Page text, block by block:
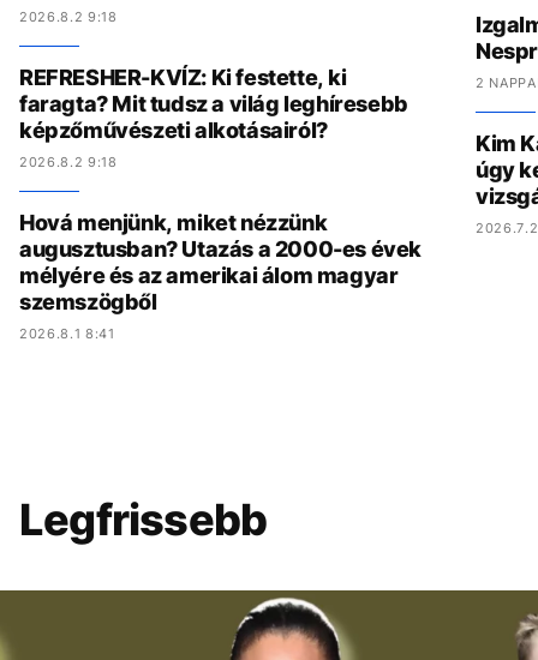
2026.8.2 9:18
REFRESHER-KVÍZ: Ki festette, ki
faragta? Mit tudsz a világ leghíresebb
képzőművészeti alkotásairól?
2026.8.2 9:18
Hová menjünk, miket nézzünk
augusztusban? Utazás a 2000-es évek
mélyére és az amerikai álom magyar
szemszögből
2026.8.1 8:41
2
Kim
úgy
Legfrissebb